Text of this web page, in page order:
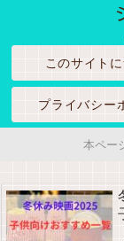
このサイト
プライバシー
本ペー